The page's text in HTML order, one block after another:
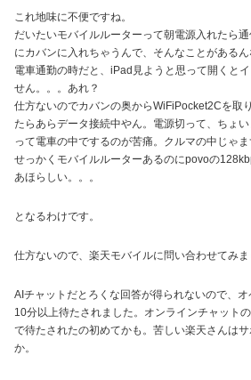
これ地味に不便ですね。
だいたいモバイルルーターって朝電源入れたら
にカバンに入れちゃうんで、そんなことがあるん
電車通勤の時だと、iPad見ようと思って開くと
せん。。。あれ？
仕方ないのでカバンの奥からWiFiPocket2Cを取
たらあらデータ接続中やん。電源切って、ちょ
って電車の中でするのが苦痛。クルマの中じゃま
せっかくモバイルルーターあるのにpovoの
あほらしい。。。
となるわけです。
仕方ないので、楽天モバイルに問い合わせてみま
AIチャットだとろくな回答が得られないので、オ
10分以上待たされました。オンラインチャット
で待たされたの初めてかも。苦しい楽天さんは
か。